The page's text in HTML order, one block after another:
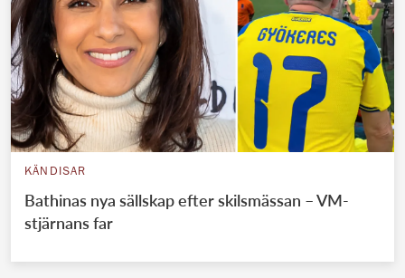
KÄNDISAR
Bathinas nya sällskap efter skilsmässan – VM-
stjärnans far